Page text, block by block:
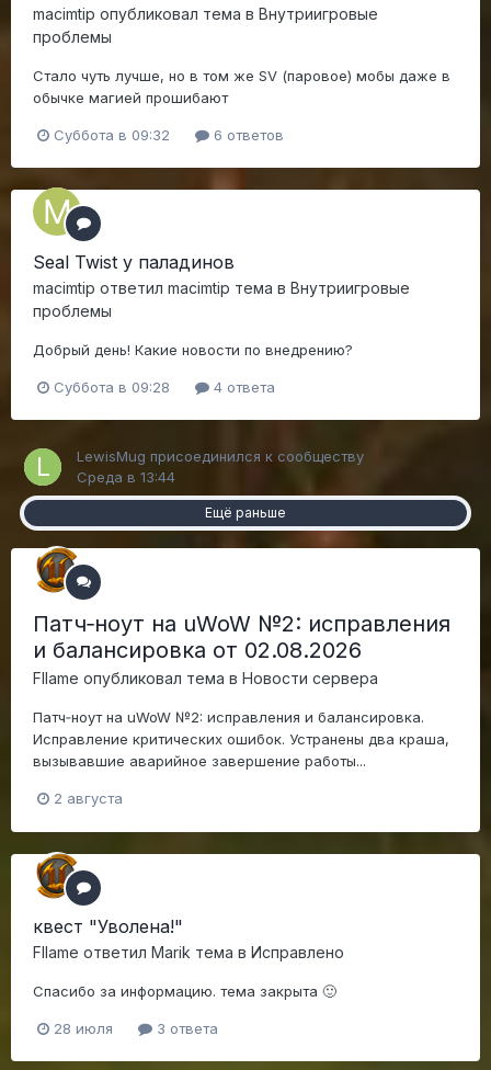
macimtip опубликовал тема в Внутриигровые
проблемы
Стало чуть лучше, но в том же SV (паровое) мобы даже в
обычке магией прошибают
Суббота в 09:32 6 ответов
Seal Twist у паладинов
macimtip ответил macimtip тема в Внутриигровые
проблемы
Добрый день! Какие новости по внедрению?
Суббота в 09:28 4 ответа
LewisMug присоединился к сообществу
Среда в 13:44
Ещё раньше
Патч‑ноут на uWoW №2: исправления
и балансировка от 02.08.2026
Fllame опубликовал тема в Новости сервера
Патч‑ноут на uWoW №2: исправления и балансировка.
Исправление критических ошибок. Устранены два краша,
вызывавшие аварийное завершение работы...
2 августа
квест "Уволена!"
Fllame ответил Marik тема в Исправлено
Спасибо за информацию. тема закрыта 🙂
28 июля 3 ответа